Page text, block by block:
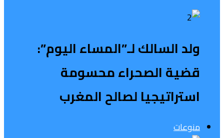
ولد السالك لـ”المساء اليوم”:
قضية الصحراء محسومة
استراتيجيا لصالح المغرب
منوعات